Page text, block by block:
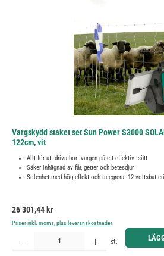
Vargskydd staket set Sun Power S3000
122cm, vit
Allt för att driva bort vargen på ett effektivt sätt
Säker inhägnad av får, getter och betesdjur
Solenhet med hög effekt och integrerat 12-
Ordinarie pris:
26 301,44 kr
Priser inkl. moms, plus leveranskostnader
Produktkvantitet: Ange önskat belopp eller använd
st.